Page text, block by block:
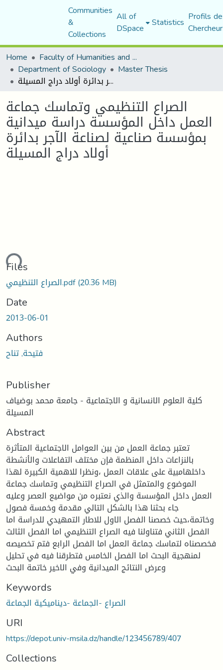
Communities
&
Collections
All of
DSpace Statistics Profils
Home
Faculty of Humanities and Social Sciences
Department of Sociology Master Thesis
الصراع التنظيمي وتماسك جماعة العمل داخل المؤسسة دراسة ميدانية بمؤسسة صناعية لصناعة الآجر بدائرة أولاد دراج المسيلة
الصراع التنظيمي وتماسك جماعة
العمل داخل المؤسسة دراسة ميدانية
بمؤسسة صناعية لصناعة الآجر بدائرة
أولاد دراج المسيلة
Files
الصراع التنظيمي.pdf(20.36 MB)
Date
2013-06-01
Authors
فتيحة, تناح
Publisher
كلية العلوم الانسانية و الاجتماعية - جامعة محمد بوضياف
المسيلة
Abstract
تعتبر جماعة العمل من بين العوامل الاجتماعية المتأثرة
بالنزاعات داخل المنظمة فإن مختلف التفاعلات والأنشطة
داخلهامبية على علاقات العمل ،ونظرا للاهمية الكبيرة لهذا
الموضوع والمتمثل في الصراع التنظيمي وتماسك جماعة
العمل داخل المؤسسة والذي نعتبره من مواضيع العصر وعليه
جاء بحثنا هذا بالشكل التالي مقدمة وخمسة فصول
وخاتمة،حيث خصصنا الفصل الاول للاطار التمهيدي للدراسة اما
الفصل الثاني فتناولنا فيه الصراع التنظيمي اما الفصل الثالث
فخصصناه لتماسك جماعة العمل اما الفصل الرابع فتم تخصيصه
لمنهجية البحث اما الفصل الخامس فتطرقنا فيه في تحليل
وعرض النتائج الميدانية وفي الاخير خاتمة البحث
Keywords
الصراع -الجماعة -ديناميكية الجماعة
URI
https://depot.univ-msila.dz/handle/123456789/407
Collections